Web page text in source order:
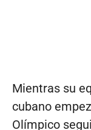
Mientras su
cubano
Olímpico